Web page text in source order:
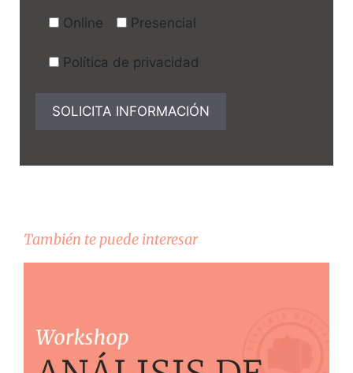
Online Presencial
Política de privacidad
También te puede interesar